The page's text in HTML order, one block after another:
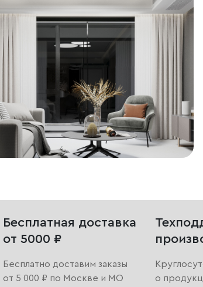
Бесплатная доставка
от 5000 ₽
Бесплатно доставим заказы
от 5 000 ₽ по Москве и МО
о